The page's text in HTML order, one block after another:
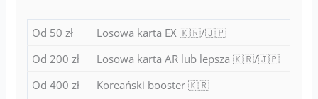
Od 50 zł
Losowa karta EX 🇰🇷/🇯🇵
Od 200 zł
Losowa karta AR lub lepsza 🇰🇷/🇯🇵
Od 400 zł
Koreański booster 🇰🇷